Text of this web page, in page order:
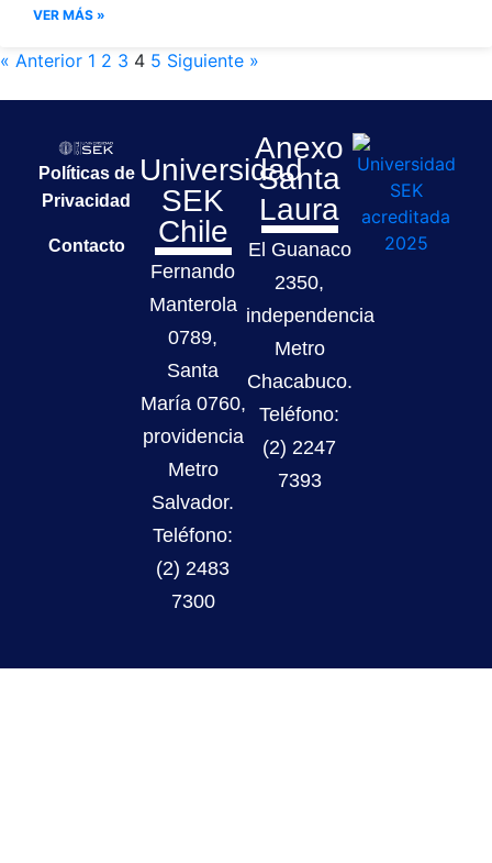
VER MÁS »
« Anterior 1 2 3 4 5 Siguiente »
Políticas de
Privacidad
Contacto
Universidad
SEK
Chile
Fernando
Manterola
0789,
Santa
María 0760,
providencia
Metro
Salvador.
Teléfono:
(2) 2483
7300
Anexo
Santa
Laura
El Guanaco
2350,
independencia
Metro
Chacabuco.
Teléfono:
(2) 2247
7393